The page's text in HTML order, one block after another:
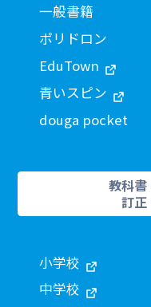
一般書籍
ポリドロン
EduTown
青いスピン
douga pocket
教科書
訂正
小学校
中学校